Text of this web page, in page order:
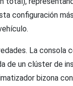
configuración
La consola
de un clúster de
bizona